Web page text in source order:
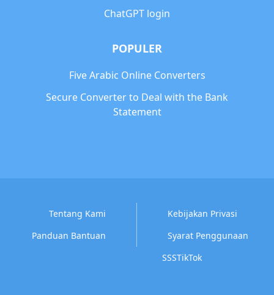
ChatGPT login
POPULER
Five Arabic Online Converters
Secure Converter to Deal with the Bank
Statement
Tentang Kami
Kebijakan Privasi
Panduan Bantuan
Syarat Penggunaan
SSSTikTok